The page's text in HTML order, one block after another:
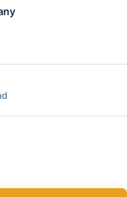
Höhe